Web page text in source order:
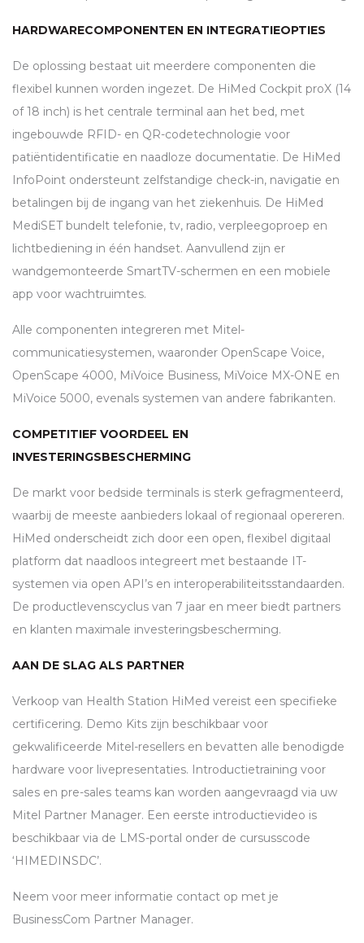
HARDWARECOMPONENTEN EN INTEGRATIEOPTIES
De oplossing bestaat uit meerdere componenten die
flexibel kunnen worden ingezet. De HiMed Cockpit proX (14
of 18 inch) is het centrale terminal aan het bed, met
ingebouwde RFID- en QR-codetechnologie voor
patiëntidentificatie en naadloze documentatie. De HiMed
InfoPoint ondersteunt zelfstandige check-in, navigatie en
betalingen bij de ingang van het ziekenhuis. De HiMed
MediSET bundelt telefonie, tv, radio, verpleegoproep en
lichtbediening in één handset. Aanvullend zijn er
wandgemonteerde SmartTV-schermen en een mobiele
app voor wachtruimtes.
Alle componenten integreren met Mitel-
communicatiesystemen, waaronder OpenScape Voice,
OpenScape 4000, MiVoice Business, MiVoice MX-ONE en
MiVoice 5000, evenals systemen van andere fabrikanten.
COMPETITIEF VOORDEEL EN
INVESTERINGSBESCHERMING
De markt voor bedside terminals is sterk gefragmenteerd,
waarbij de meeste aanbieders lokaal of regionaal opereren.
HiMed onderscheidt zich door een open, flexibel digitaal
platform dat naadloos integreert met bestaande IT-
systemen via open API’s en interoperabiliteitsstandaarden.
De productlevenscyclus van 7 jaar en meer biedt partners
en klanten maximale investeringsbescherming.
AAN DE SLAG ALS PARTNER
Verkoop van Health Station HiMed vereist een specifieke
certificering. Demo Kits zijn beschikbaar voor
gekwalificeerde Mitel-resellers en bevatten alle benodigde
hardware voor livepresentaties. Introductietraining voor
sales en pre-sales teams kan worden aangevraagd via uw
Mitel Partner Manager. Een eerste introductievideo is
beschikbaar via de LMS-portal onder de cursusscode
‘HIMEDINSDC’.
Neem voor meer informatie contact op met je
BusinessCom Partner Manager.